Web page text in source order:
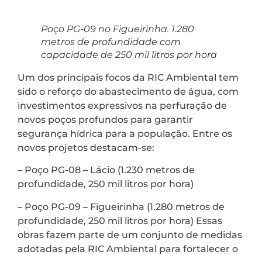
Poço PG-09 no Figueirinha. 1.280
metros de profundidade com
capacidade de 250 mil litros por hora
Um dos principais focos da RIC Ambiental tem
sido o reforço do abastecimento de água, com
investimentos expressivos na perfuração de
novos poços profundos para garantir
segurança hídrica para a população. Entre os
novos projetos destacam-se:
– Poço PG-08 – Lácio (1.230 metros de
profundidade, 250 mil litros por hora)
– Poço PG-09 – Figueirinha (1.280 metros de
profundidade, 250 mil litros por hora) Essas
obras fazem parte de um conjunto de medidas
adotadas pela RIC Ambiental para fortalecer o